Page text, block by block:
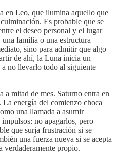
en Leo, que ilumina aquello que
Es probable que se
el deseo personal y el lugar
familia o una estructura
sino para admitir que algo
de ahí, la Luna inicia un
a no llevarlo todo al siguiente
mitad de mes. Saturno entra en
energía del comienzo choca
una llamada a asumir
no apagarlos, pero
que surja frustración si se
una fuerza nueva si se acepta
verdaderamente propio.